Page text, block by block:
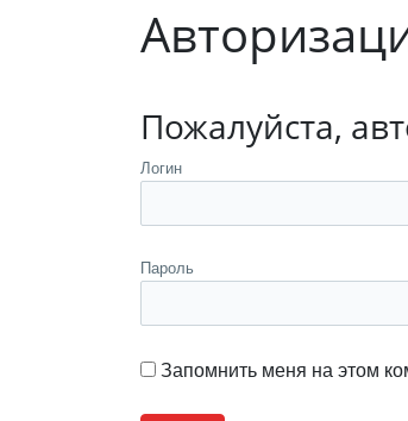
Пожалуйста,
Логин
Пароль
Запомнить меня на этом